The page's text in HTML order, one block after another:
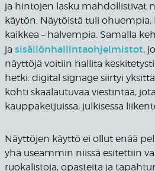
ja hintojen lasku mahdollistivat
käytön. Näytöistä tuli
kaikkea – halvempia. Samalla
ja sisällönhallintaohjelmistot,
näyttöjä voitiin hallita
hetki: digital signage siirtyi
kohti skaalautuvaa viestintää,
kauppaketjuissa, julkisessa
Näyttöjen käyttö ei ollut enää
yhä useammin niissä esitettiin
ruokalistoja, opasteita ja